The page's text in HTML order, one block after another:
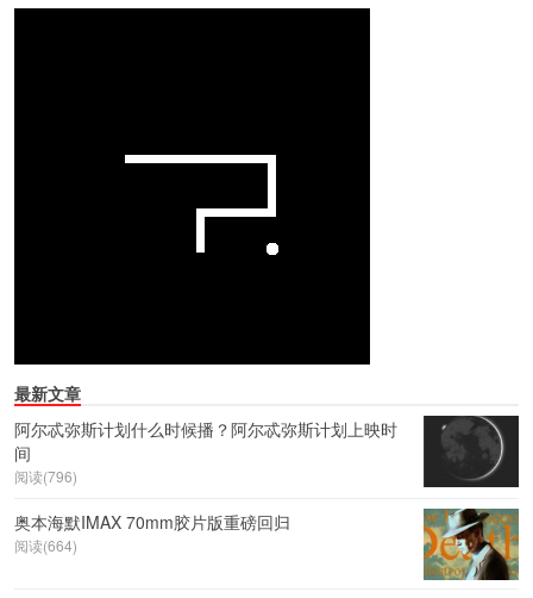
最新文章
阿尔忒弥斯计划什么时候播？阿尔忒弥斯计划上映时
间
阅读(796)
奥本海默IMAX 70mm胶片版重磅回归
阅读(664)